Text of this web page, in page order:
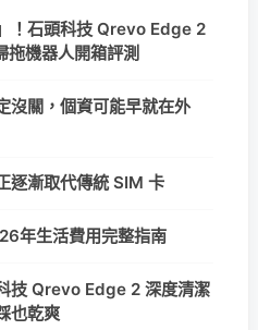
！石頭科技 Qrevo Edge 2
機器人開箱評測
沒關，個資可能早就在外
逐漸取代傳統 SIM 卡
年生活費用完整指南
技 Qrevo Edge 2 深度清潔
也乾爽